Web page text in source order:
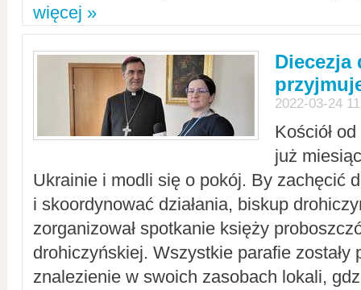
więcej »
Diecezja
2022-03-24
Kościół
już
Ukrainie i modli się o pokój. By zachęcić
i skoordynować działania, biskup
zorganizował spotkanie księży
drohiczyńskiej. Wszystkie parafie zostały
znalezienie w swoich zasobach lokali,